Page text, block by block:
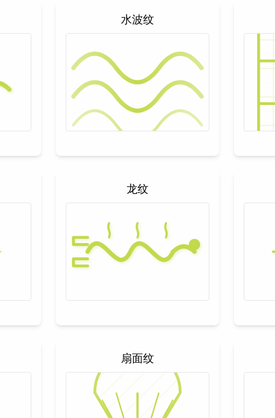
水波纹
龙纹
扇面纹